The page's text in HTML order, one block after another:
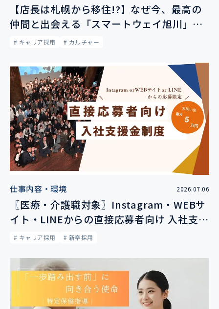
【店長は札幌から移住!?】なぜ今、最高の
仲間と出会える「スマートウェイ旭川」に
熱いトレーナーが集まるのか
# キャリア採用 # カルチャー
仕事内容・環境 2026.07.06
〖医療・介護職対象〗Instagram・WEBサ
イト・LINEからの直接応募者向け 入社支援
金制度について
# キャリア採用 # 新卒採用